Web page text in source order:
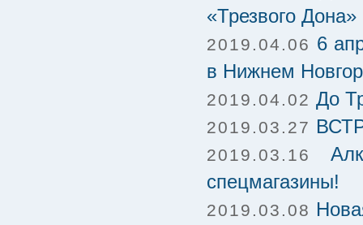
«Трезвого Дона»
2019.04.06 6
в Нижнем
2019.04.02 До
2019.03.27
2019.03.16
спецмагазины!
2019.03.08